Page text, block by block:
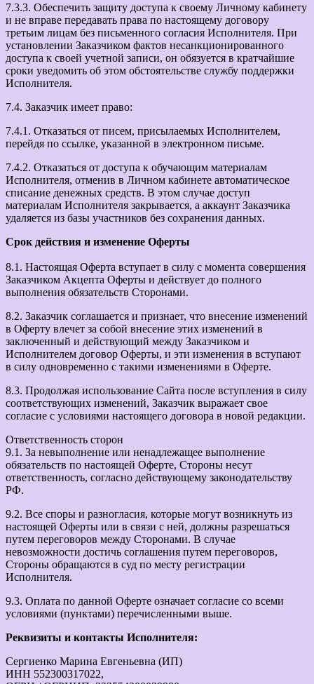
7.3.3. Обеспечить защиту доступа к своему Личному кабинету
и не вправе передавать права по настоящему договору
третьим лицам без письменного согласия Исполнителя. При
установлении Заказчиком фактов несанкционированного
доступа к своей учетной записи, он обязуется в кратчайшие
сроки уведомить об этом обстоятельстве службу поддержки
Исполнителя.
7.4. Заказчик имеет право:
7.4.1. Отказаться от писем, присылаемых Исполнителем,
перейдя по ссылке, указанной в электронном письме.
7.4.2. Отказаться от доступа к обучающим материалам
Исполнителя, отменив в Личном кабинете автоматическое
списание денежных средств. В этом случае доступ
материалам Исполнителя закрывается, а аккаунт Заказчика
удаляется из базы участников без сохранения данных.
Срок действия и изменение Оферты
8.1. Настоящая Оферта вступает в силу с момента совершения
Заказчиком Акцепта Оферты и действует до полного
выполнения обязательств Сторонами.
8.2. Заказчик соглашается и признает, что внесение изменений
в Оферту влечет за собой внесение этих изменений в
заключенный и действующий между Заказчиком и
Исполнителем договор Оферты, и эти изменения в вступают
в силу одновременно с такими изменениями в Оферте.
8.3. Продолжая использование Сайта после вступления в силу
соответствующих изменений, Заказчик выражает свое
согласие с условиями настоящего договора в новой редакции.
Ответственность сторон
9.1. За невыполнение или ненадлежащее выполнение
обязательств по настоящей Оферте, Стороны несут
ответственность, согласно действующему законодательству
РФ.
9.2. Все споры и разногласия, которые могут возникнуть из
настоящей Оферты или в связи с ней, должны разрешаться
путем переговоров между Сторонами. В случае
невозможности достичь соглашения путем переговоров,
Стороны обращаются в суд по месту регистрации
Исполнителя.
9.3. Оплата по данной Оферте означает согласие со всеми
условиями (пунктами) перечисленными выше.
Реквизиты и контакты Исполнителя:
Сергиенко Марина Евгеньевна (ИП)
ИНН 552300317022,